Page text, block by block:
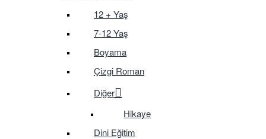
12 + Yaş
7-12 Yaş
Boyama
Çizgi Roman
Diğer
Hikaye
Dini Eğitim